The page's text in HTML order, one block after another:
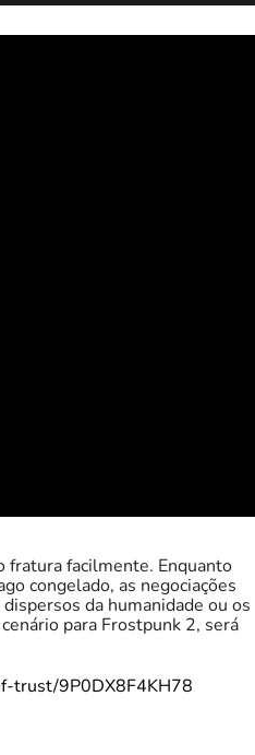
fratura facilmente. Enquanto
congelado, as negociações
da humanidade ou os
para Frostpunk 2, será
trust/9P0DX8F4KH78